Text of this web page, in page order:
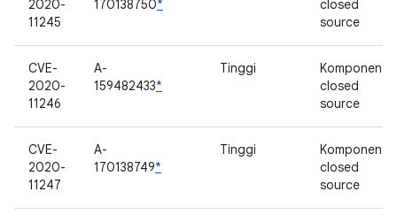
2020-
11245
170138750*
closed
source
CVE-
2020-
11246
A-
159482433*
Tinggi
Komponen
closed
source
CVE-
2020-
11247
A-
170138749*
Tinggi
Komponen
closed
source